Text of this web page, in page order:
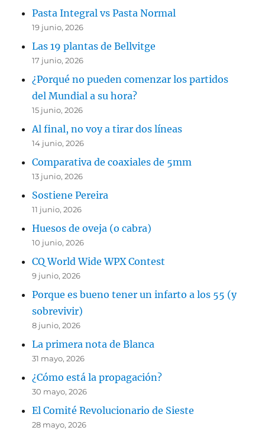
Pasta Integral vs Pasta Normal
19 junio, 2026
Las 19 plantas de Bellvitge
17 junio, 2026
¿Porqué no pueden comenzar los partidos
del Mundial a su hora?
15 junio, 2026
Al final, no voy a tirar dos líneas
14 junio, 2026
Comparativa de coaxiales de 5mm
13 junio, 2026
Sostiene Pereira
11 junio, 2026
Huesos de oveja (o cabra)
10 junio, 2026
CQ World Wide WPX Contest
9 junio, 2026
Porque es bueno tener un infarto a los 55 (y
sobrevivir)
8 junio, 2026
La primera nota de Blanca
31 mayo, 2026
¿Cómo está la propagación?
30 mayo, 2026
El Comité Revolucionario de Sieste
28 mayo, 2026